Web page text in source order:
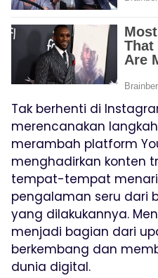
Tak berhenti di
merencanakan
merambah platform
menghadirkan konten
tempat-tempat
pengalaman seru dari
yang dilakukannya.
menjadi bagian dari
berkembang dan
dunia digital.